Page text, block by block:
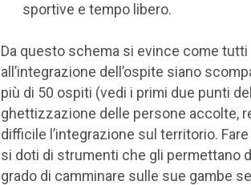
sportive e tempo libero.
Da questo schema si evince come
all’integrazione dell’ospite siano
più di 50 ospiti (vedi i primi due punti
ghettizzazione delle persone accolte,
difficile l’integrazione sul territorio.
si doti di strumenti che gli permettano
grado di camminare sulle sue gambe